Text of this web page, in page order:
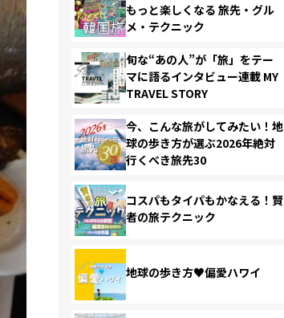
もっと楽しくなる 旅先・グル
メ・テクニック
旬な“あの人”が「旅」をテー
マに語るインタビュー連載 MY
TRAVEL STORY
今、こんな旅がしてみたい！地
球の歩き方が選ぶ2026年絶対
行くべき旅先30
コスパもタイパもかなえる！賢
者の旅テクニック
地球の歩き方♥偏愛ハワイ